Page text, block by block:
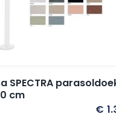
SPECTRA
cm
€